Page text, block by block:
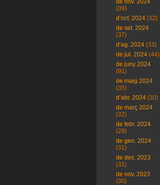
de nov. 2024
(39)
d’oct. 2024 (32)
de set. 2024
(37)
d’ag. 2024 (33)
de jul. 2024 (44)
de juny 2024
(91)
de maig 2024
(35)
d’abr. 2024 (30)
de març 2024
(32)
de febr. 2024
(29)
de gen. 2024
(31)
de des. 2023
(31)
de nov. 2023
(30)